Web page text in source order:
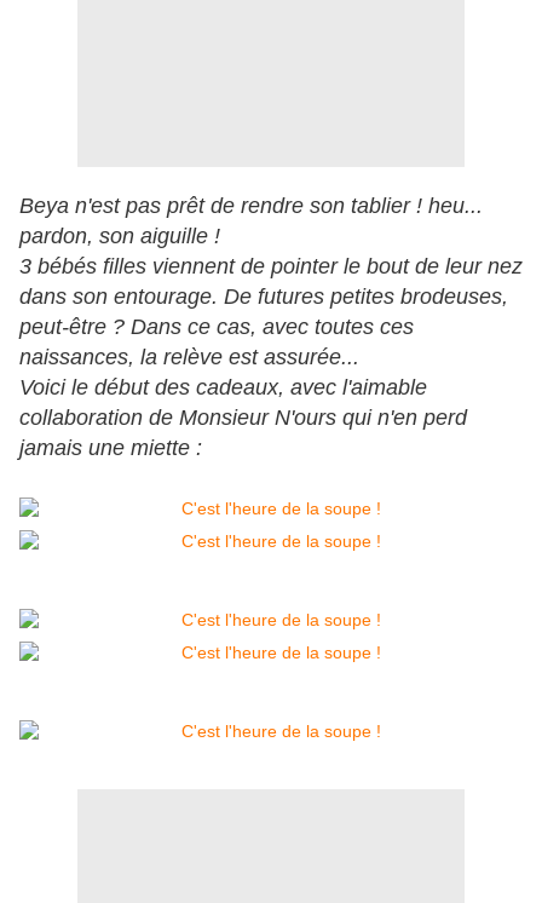
Beya n'est pas prêt de rendre son tablier ! heu...
pardon, son aiguille !
3 bébés filles viennent de pointer le bout de leur nez
dans son entourage. De futures petites brodeuses,
peut-être ? Dans ce cas, avec toutes ces
naissances, la relève est assurée...
Voici le début des cadeaux, avec l'aimable
collaboration de Monsieur N'ours qui n'en perd
jamais une miette :